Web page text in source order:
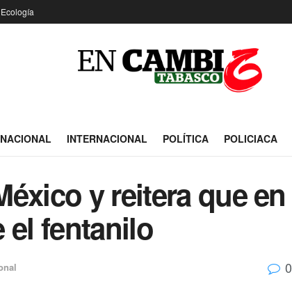
NACIONAL INTERNACIONAL POLÍTICA POLICIACA
y reitera que en
el fentanilo
0